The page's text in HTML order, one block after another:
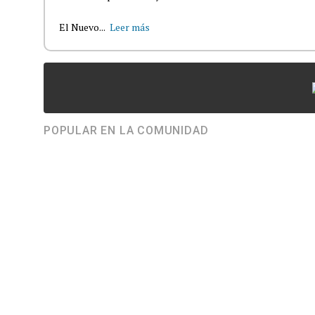
El Nuevo... Leer más
POPULAR EN LA COMUNIDAD